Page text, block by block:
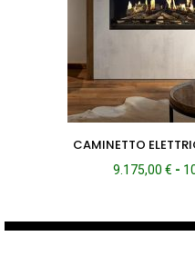
CAMINETTO
9.175,00 € -